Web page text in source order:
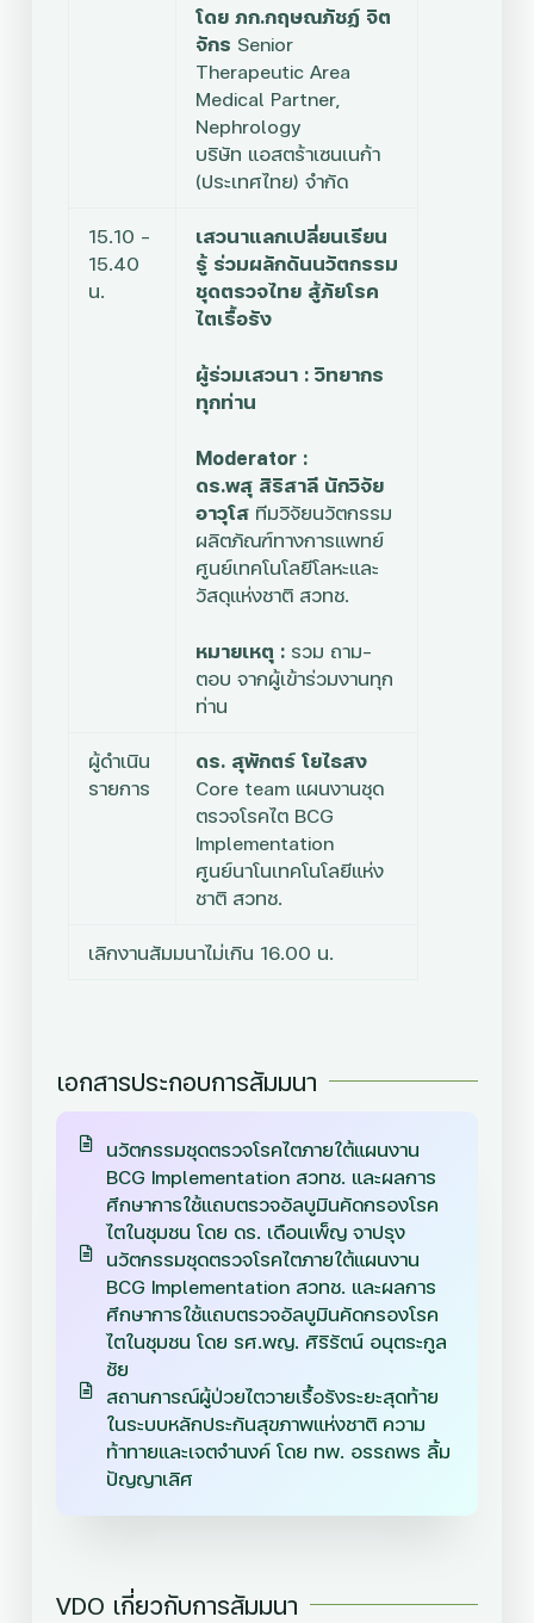
โดย ภก.กฤษณภัชฏ์ จิต
จักร Senior
Therapeutic Area
Medical Partner,
Nephrology
บริษัท แอสตร้าเซนเนก้า
(ประเทศไทย) จำกัด
15.10 –
15.40
น.
เสวนาแลกเปลี่ยนเรียน
รู้ ร่วมผลักดันนวัตกรรม
ชุดตรวจไทย สู้ภัยโรค
ไตเรื้อรัง
ผู้ร่วมเสวนา : วิทยากร
ทุกท่าน
Moderator :
ดร.พสุ สิริสาลี นักวิจัย
อาวุโสทีมวิจัยนวัตกรรม
ผลิตภัณฑ์ทางการแพทย์
ศูนย์เทคโนโลยีโลหะและ
วัสดุแห่งชาติ สวทช.
หมายเหตุ :รวม ถาม-
ตอบ จากผู้เข้าร่วมงานทุก
ท่าน
ผู้ดำเนิน
รายการ
ดร. สุพักตร์ โยไธสง
Core team แผนงานชุด
ตรวจโรคไต BCG
Implementation
ศูนย์นาโนเทคโนโลยีแห่ง
ชาติ สวทช.
เลิกงานสัมมนาไม่เกิน 16.00 น.
เอกสารประกอบการสัมมนา
นวัตกรรมชุดตรวจโรคไตภายใต้แผนงาน
BCG Implementation สวทช. และผลการ
ศึกษาการใช้แถบตรวจอัลบูมินคัดกรองโรค
ไตในชุมชน โดย ดร. เดือนเพ็ญ จาปรุง
นวัตกรรมชุดตรวจโรคไตภายใต้แผนงาน
BCG Implementation สวทช. และผลการ
ศึกษาการใช้แถบตรวจอัลบูมินคัดกรองโรค
ไตในชุมชน โดย รศ.พญ. ศิริรัตน์ อนุตระกูล
ชัย
สถานการณ์ผู้ป่วยไตวายเรื้อรังระยะสุดท้าย
ในระบบหลักประกันสุขภาพแห่งชาติ ความ
ท้าทายและเจตจำนงค์ โดย ทพ. อรรถพร ลิ้ม
ปัญญาเลิศ
VDO เกี่ยวกับการสัมมนา